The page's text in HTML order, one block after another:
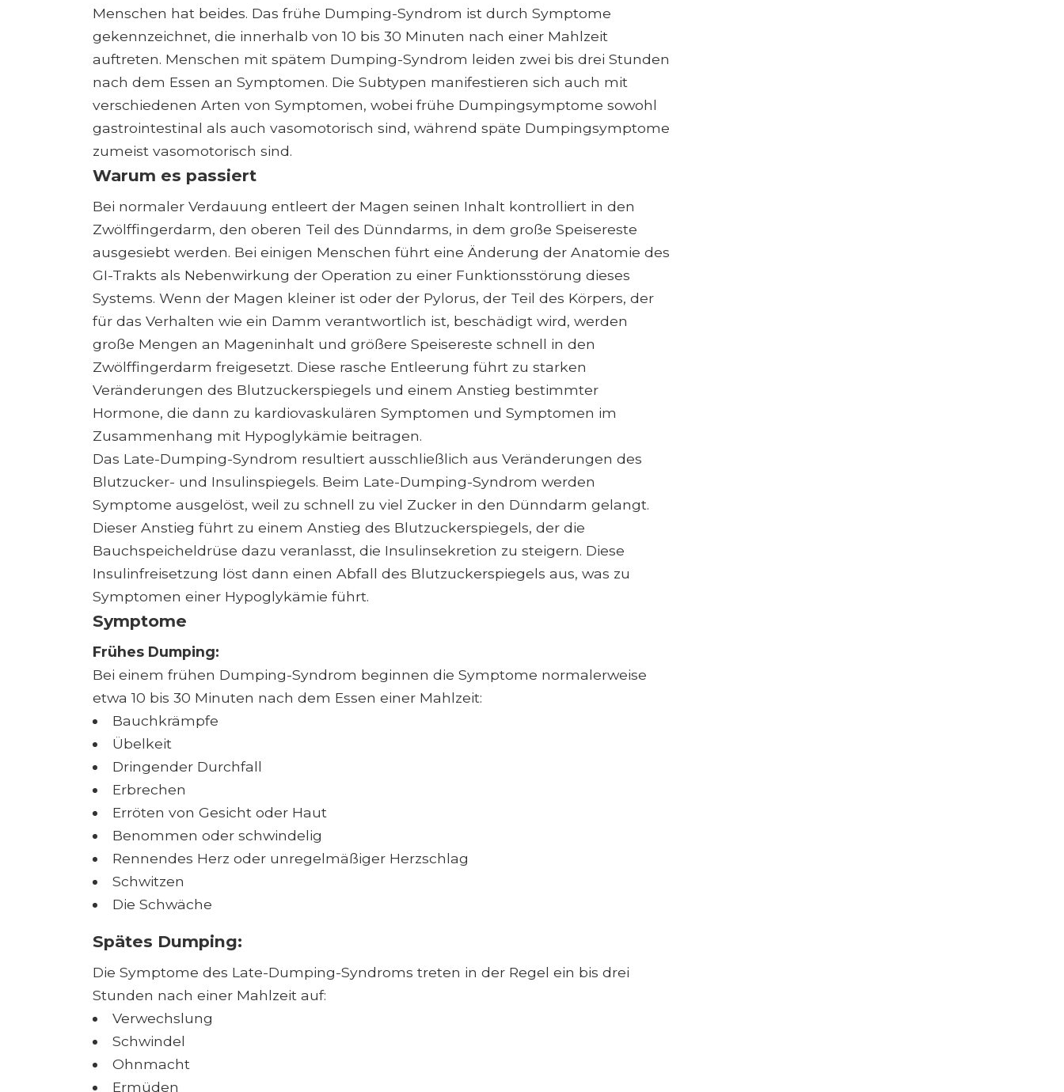
Menschen hat beides. Das frühe Dumping-Syndrom ist durch Symptome
gekennzeichnet, die innerhalb von 10 bis 30 Minuten nach einer Mahlzeit
auftreten. Menschen mit spätem Dumping-Syndrom leiden zwei bis drei Stunden
nach dem Essen an Symptomen. Die Subtypen manifestieren sich auch mit
verschiedenen Arten von Symptomen, wobei frühe Dumpingsymptome sowohl
gastrointestinal als auch vasomotorisch sind, während späte Dumpingsymptome
zumeist vasomotorisch sind.
Warum es passiert
Bei normaler Verdauung entleert der Magen seinen Inhalt kontrolliert in den
Zwölffingerdarm, den oberen Teil des Dünndarms, in dem große Speisereste
ausgesiebt werden. Bei einigen Menschen führt eine Änderung der Anatomie des
GI-Trakts als Nebenwirkung der Operation zu einer Funktionsstörung dieses
Systems. Wenn der Magen kleiner ist oder der Pylorus, der Teil des Körpers, der
für das Verhalten wie ein Damm verantwortlich ist, beschädigt wird, werden
große Mengen an Mageninhalt und größere Speisereste schnell in den
Zwölffingerdarm freigesetzt. Diese rasche Entleerung führt zu starken
Veränderungen des Blutzuckerspiegels und einem Anstieg bestimmter
Hormone, die dann zu kardiovaskulären Symptomen und Symptomen im
Zusammenhang mit Hypoglykämie beitragen.
Das Late-Dumping-Syndrom resultiert ausschließlich aus Veränderungen des
Blutzucker- und Insulinspiegels. Beim Late-Dumping-Syndrom werden
Symptome ausgelöst, weil zu schnell zu viel Zucker in den Dünndarm gelangt.
Dieser Anstieg führt zu einem Anstieg des Blutzuckerspiegels, der die
Bauchspeicheldrüse dazu veranlasst, die Insulinsekretion zu steigern. Diese
Insulinfreisetzung löst dann einen Abfall des Blutzuckerspiegels aus, was zu
Symptomen einer Hypoglykämie führt.
Symptome
Frühes Dumping:
Bei einem frühen Dumping-Syndrom beginnen die Symptome normalerweise
etwa 10 bis 30 Minuten nach dem Essen einer Mahlzeit:
Bauchkrämpfe
Übelkeit
Dringender Durchfall
Erbrechen
Erröten von Gesicht oder Haut
Benommen oder schwindelig
Rennendes Herz oder unregelmäßiger Herzschlag
Schwitzen
Die Schwäche
Spätes Dumping:
Die Symptome des Late-Dumping-Syndroms treten in der Regel ein bis drei
Stunden nach einer Mahlzeit auf:
Verwechslung
Schwindel
Ohnmacht
Ermüden